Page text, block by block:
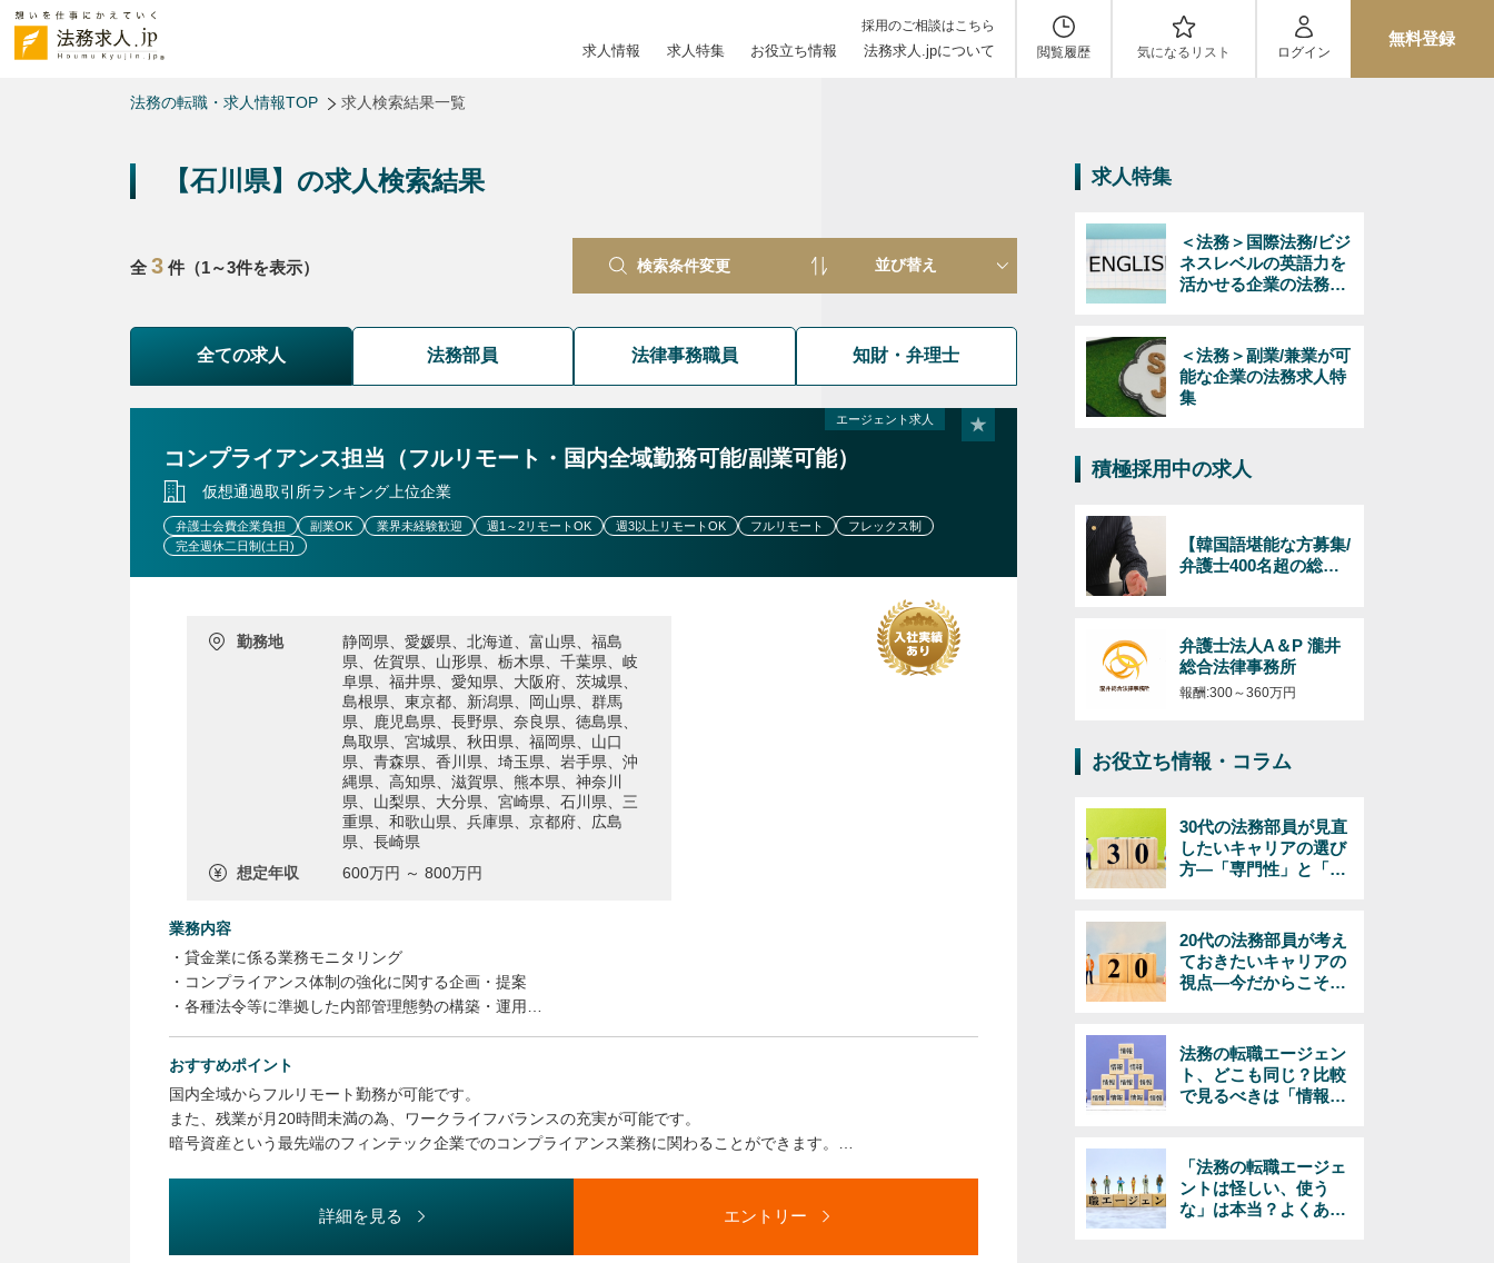
採用のご相談はこちら
求人情報 求人特集 お役立ち情報 法務求人.jpについて 閲覧履歴 気になるリスト ログイン
無料登録
法務の転職・求人情報TOP 求人検索結果一覧
【石川県】の求人検索結果
全 3 件（1～3件を表示） 検索条件変更
全ての求人 法務部員 法律事務職員 知財・弁理士
エージェント求人
コンプライアンス担当（フルリモート・国内全域勤務可能/副業可能）
仮想通過取引所ランキング上位企業
弁護士会費企業負担 副業OK 業界未経験歓迎 週1～2リモートOK 週3以上リモートOK フルリモート
フレックス制
完全週休二日制(土日)
勤務地
静岡県、愛媛県、北海道、富山県、福島
県、佐賀県、山形県、栃木県、千葉県、岐
阜県、福井県、愛知県、大阪府、茨城県、
島根県、東京都、新潟県、岡山県、群馬
県、鹿児島県、長野県、奈良県、徳島県、
鳥取県、宮城県、秋田県、福岡県、山口
県、青森県、香川県、埼玉県、岩手県、沖
縄県、高知県、滋賀県、熊本県、神奈川
県、山梨県、大分県、宮崎県、石川県、三
重県、和歌山県、兵庫県、京都府、広島
県、長崎県
想定年収
600万円 ～ 800万円
業務内容
・貸金業に係る業務モニタリング
・コンプライアンス体制の強化に関する企画・提案
・各種法令等に準拠した内部管理態勢の構築・運用
・コンプライアンス委員会の運営
・社内規程等の整備・管理
・広告審査業務
・暗号資産関係情報等の管理
・監督官庁対応
・その他コンプライアンス推進に付随する業務
おすすめポイント
国内全域からフルリモート勤務が可能です。
また、残業が月20時間未満の為、ワークライフバランスの充実が可能です。
暗号資産という最先端のフィンテック企業でのコンプライアンス業務に関わることができます。
詳細を見る エントリー
求人特集
＜法務＞国際法務/ビジ
ネスレベルの英語力を
活かせる企業の法務求
＜法務＞副業/兼業が可
能な企業の法務求人特
集
積極採用中の求人
【韓国語堪能な方募集/
弁護士400名超の総合
ド）対応の弁護士/韓国
語必須/経験年数・年齢
不問！
弁護士法人A＆P 瀧井
総合法律事務所
報酬:300～360万円
お役立ち情報・コラム
30代の法務部員が見直
したいキャリアの選び
方―「専門性」と「マ
20代の法務部員が考え
ておきたいキャリアの
視点―今だからこそで
法務の転職エージェン
ト、どこも同じ？比較
で見るべきは「情報の
「法務の転職エージェ
ントは怪しい、使う
な」は本当？よくある